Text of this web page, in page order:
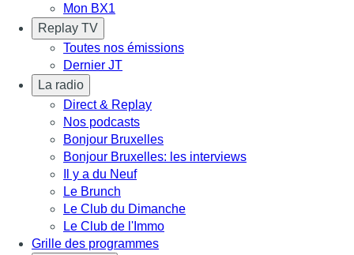
Mon BX1
Replay TV
Toutes nos émissions
Dernier JT
La radio
Direct & Replay
Nos podcasts
Bonjour Bruxelles
Bonjour Bruxelles: les interviews
Il y a du Neuf
Le Brunch
Le Club du Dimanche
Le Club de l'Immo
Grille des programmes